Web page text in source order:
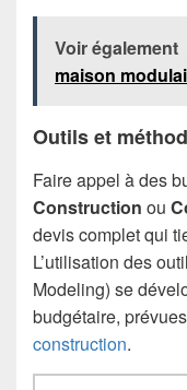
Voir également
maison
Outils et
Faire appel à des
Construction ou
devis complet qui
L’utilisation des
Modeling) se
budgétaire,
construction.